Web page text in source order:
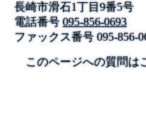
長崎市滑石1丁目9番5号
電話番号 095-856-0693
ファックス番号095-856-
このページへの質問は